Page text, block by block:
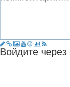
Войдите